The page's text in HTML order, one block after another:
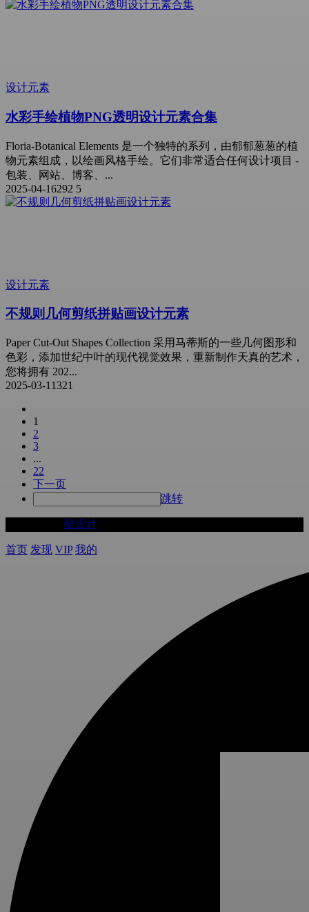
设计元素
水彩手绘植物PNG透明设计元素合集
Floria-Botanical Elements 是一个独特的系列，由郁郁葱葱的植
物元素组成，以绘画风格手绘。它们非常适合任何设计项目 -
包装、网站、博客、...
2025-04-16292 5
设计元素
不规则几何剪纸拼贴画设计元素
Paper Cut-Out Shapes Collection 采用马蒂斯的一些几何图形和
色彩，添加世纪中叶的现代视觉效果，重新制作天真的艺术，
您将拥有 202...
2025-03-11321
1
2
3
...
22
下一页
跳转
酷设计
首页 发现 VIP 我的